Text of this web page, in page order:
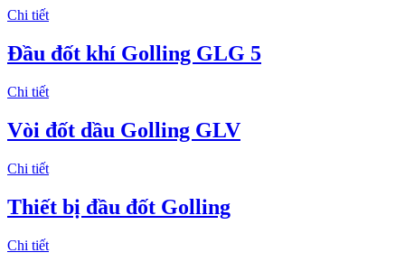
Chi tiết
Đầu đốt khí Golling GLG 5
Chi tiết
Vòi đốt dầu Golling GLV
Chi tiết
Thiết bị đầu đốt Golling
Chi tiết